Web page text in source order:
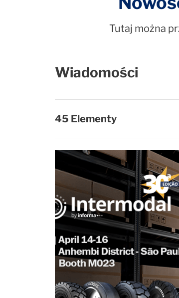
Tutaj można
Wiadomości
45 Elementy